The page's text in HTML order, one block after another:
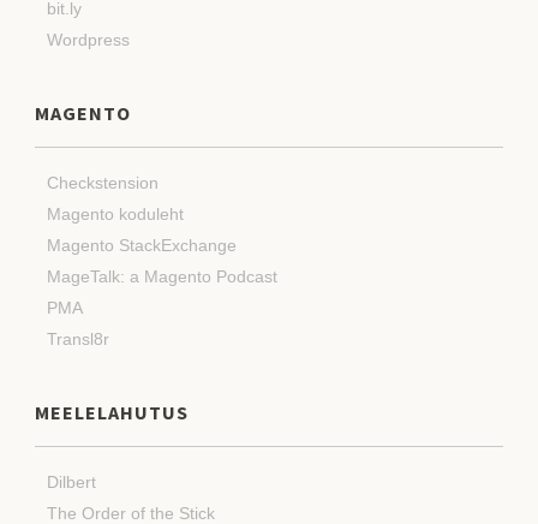
bit.ly
Wordpress
MAGENTO
Checkstension
Magento koduleht
Magento StackExchange
MageTalk: a Magento Podcast
PMA
Transl8r
MEELELAHUTUS
Dilbert
The Order of the Stick